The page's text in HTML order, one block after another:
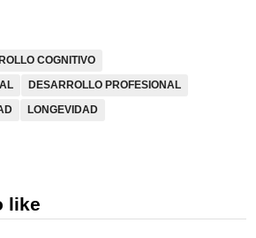
COGNITIVO
DESARROLLO PROFESIONAL
LONGEVIDAD
like